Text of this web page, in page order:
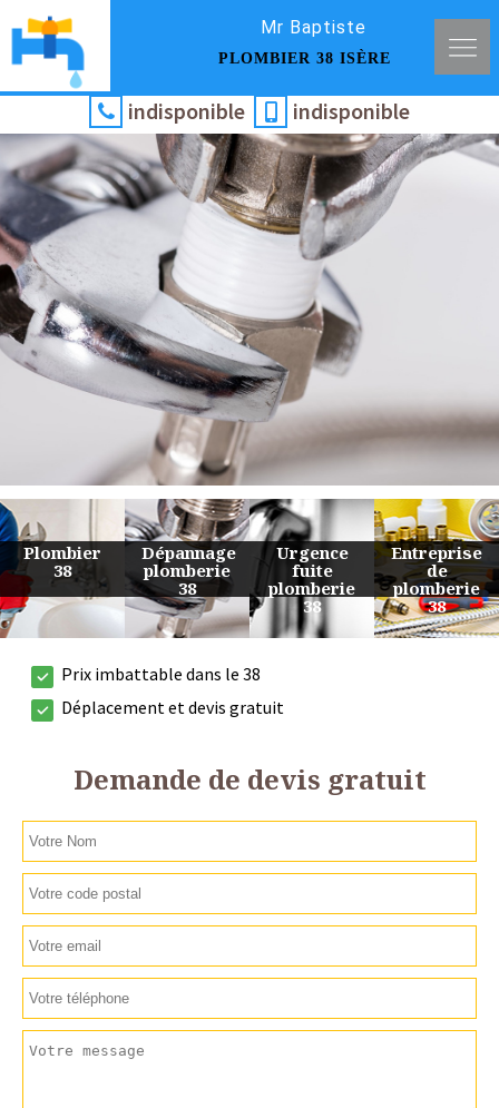
Mr Baptiste
PLOMBIER 38 ISÈRE
indisponible indisponible
Urgence
fuite
plomberie
38
Entreprise
de
plomberie
38
Travaux
de
plomberie
38
Devis
plomberie
38
Prix imbattable dans le 38
Déplacement et devis gratuit
Demande de devis gratuit